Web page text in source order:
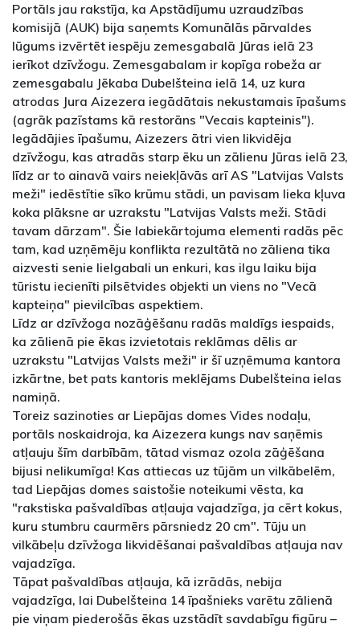
Portāls jau rakstīja, ka Apstādījumu uzraudzības
komisijā (AUK) bija saņemts Komunālās pārvaldes
lūgums izvērtēt iespēju zemesgabalā Jūras ielā 23
ierīkot dzīvžogu. Zemesgabalam ir kopīga robeža ar
zemesgabalu Jēkaba Dubelšteina ielā 14, uz kura
atrodas Jura Aizezera iegādātais nekustamais īpašums
(agrāk pazīstams kā restorāns "Vecais kapteinis").
Iegādājies īpašumu, Aizezers ātri vien likvidēja
dzīvžogu, kas atradās starp ēku un zālienu Jūras ielā 23,
līdz ar to ainavā vairs neiekļāvās arī AS "Latvijas Valsts
meži" iedēstītie sīko krūmu stādi, un pavisam lieka kļuva
koka plāksne ar uzrakstu "Latvijas Valsts meži. Stādi
tavam dārzam". Šie labiekārtojuma elementi radās pēc
tam, kad uzņēmēju konflikta rezultātā no zāliena tika
aizvesti senie lielgabali un enkuri, kas ilgu laiku bija
tūristu iecienīti pilsētvides objekti un viens no "Vecā
kapteiņa" pievilcības aspektiem.
Līdz ar dzīvžoga nozāģēšanu radās maldīgs iespaids,
ka zālienā pie ēkas izvietotais reklāmas dēlis ar
uzrakstu "Latvijas Valsts meži" ir šī uzņēmuma kantora
izkārtne, bet pats kantoris meklējams Dubelšteina ielas
namiņā.
Toreiz sazinoties ar Liepājas domes Vides nodaļu,
portāls noskaidroja, ka Aizezera kungs nav saņēmis
atļauju šīm darbībām, tātad vismaz ozola zāģēšana
bijusi nelikumīga! Kas attiecas uz tūjām un vilkābelēm,
tad Liepājas domes saistošie noteikumi vēsta, ka
"rakstiska pašvaldības atļauja vajadzīga, ja cērt kokus,
kuru stumbru caurmērs pārsniedz 20 cm". Tūju un
vilkābeļu dzīvžoga likvidēšanai pašvaldības atļauja nav
vajadzīga.
Tāpat pašvaldības atļauja, kā izrādās, nebija
vajadzīga, lai Dubelšteina 14 īpašnieks varētu zālienā
pie viņam piederošās ēkas uzstādīt savdabīgu figūru –